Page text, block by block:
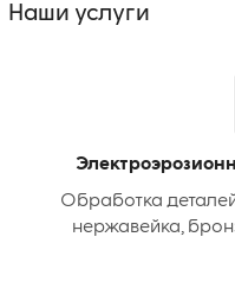
Наши услуги
Обработка
нержавейка,